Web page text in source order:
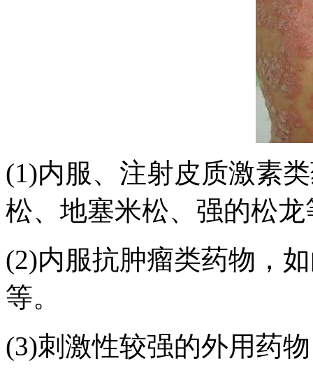
(1)内服、注射皮质激素
松、地塞米松、强的松龙
(2)内服抗肿瘤类药物，
等。
(3)刺激性较强的外用药